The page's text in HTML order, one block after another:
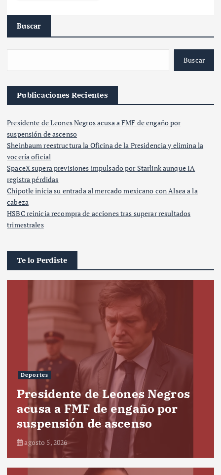
Buscar
Buscar
Publicaciones Recientes
Presidente de Leones Negros acusa a FMF de engaño por
suspensión de ascenso
Sheinbaum reestructura la Oficina de la Presidencia y elimina la
vocería oficial
SpaceX supera previsiones impulsado por Starlink aunque IA
registra pérdidas
Chipotle inicia su entrada al mercado mexicano con Alsea a la
cabeza
HSBC reinicia recompra de acciones tras superar resultados
trimestrales
Te lo Perdiste
Deportes
Presidente de Leones Negros
acusa a FMF de engaño por
suspensión de ascenso
agosto 5, 2026